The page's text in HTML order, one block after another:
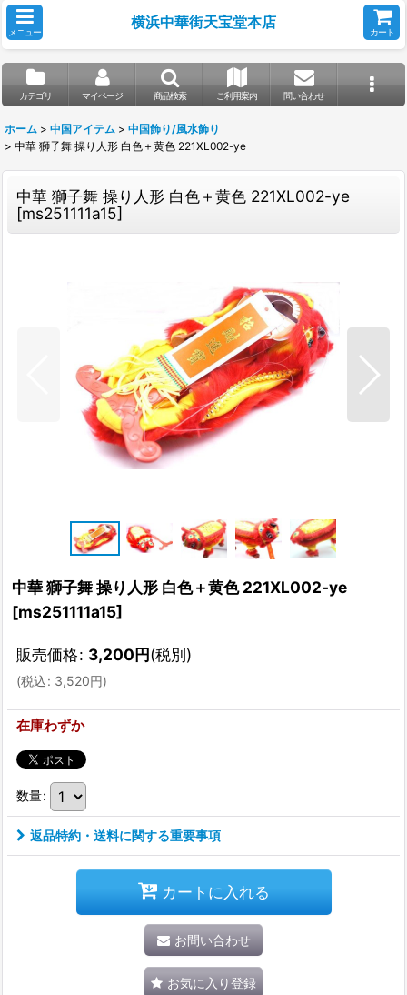
メニュー
横浜中華街天宝堂本店
カート
カテゴリ マイページ 商品検索 ご利用案内 問い合わせ
ホーム > 中国アイテム > 中国飾り/風水飾り
> 中華 獅子舞 操り人形 白色＋黄色 221XL002-ye
中華 獅子舞 操り人形 白色＋黄色 221XL002-ye
[ms251111a15]
中華 獅子舞 操り人形 白色＋黄色 221XL002-ye
[ms251111a15]
販売価格: 3,200円(税別)
(税込: 3,520円)
在庫わずか
数量:
返品特約・送料に関する重要事項
カートに入れる
お問い合わせ
お気に入り登録